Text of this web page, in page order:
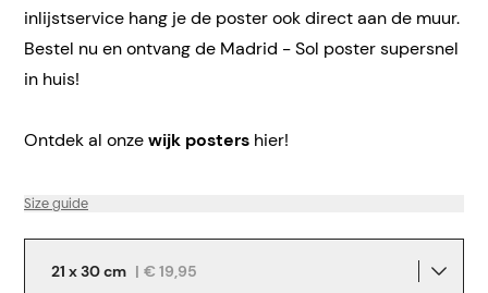
inlijstservice hang je de poster ook direct aan de muur.
Bestel nu en ontvang de Madrid - Sol poster supersnel
in huis!
Ontdek al onzewijk posters hier!
Size guide
21 x 30 cm | € 19,95